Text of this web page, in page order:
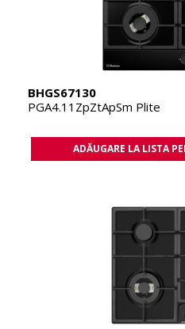
BHGS67130
PGA4.11ZpZtApSm Plite
ADĂUGARE LA LISTA